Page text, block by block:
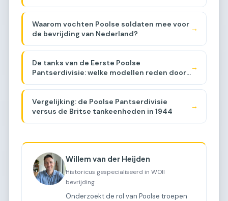
Waarom vochten Poolse soldaten mee voor
de bevrijding van Nederland?
→
De tanks van de Eerste Poolse
Pantserdivisie: welke modellen reden door
Brabant?
→
Vergelijking: de Poolse Pantserdivisie
versus de Britse tankeenheden in 1944
→
Willem van der Heijden
Historicus gespecialiseerd in WOII
bevrijding
Onderzoekt de rol van Poolse troepen